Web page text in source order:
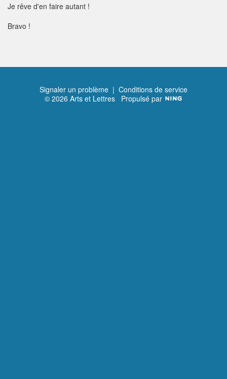
Je rêve d'en faire autant !
Bravo !
Signaler un problème | Conditions de service
© 2026 Arts et Lettres Propulsé par